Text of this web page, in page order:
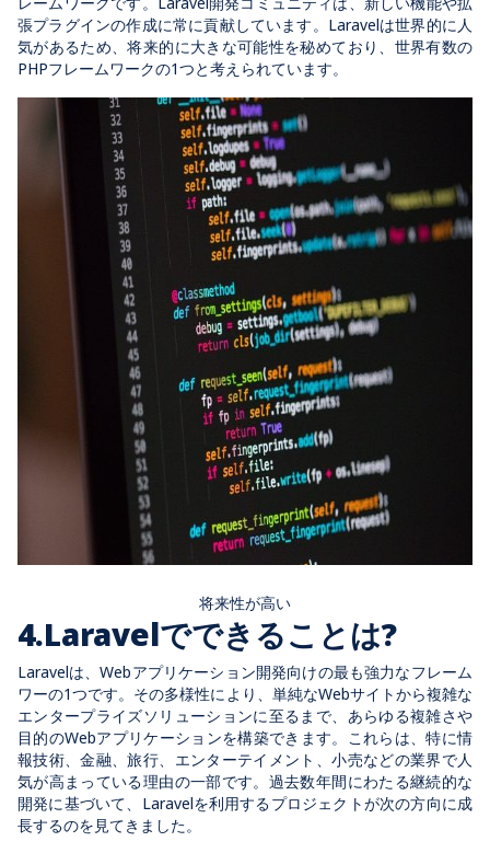
張プラグインの作成に常に貢献しています。Laravelは世界的に人
気があるため、将来的に大きな可能性を秘めており、世界有数の
PHPフレームワークの1つと考えられています。
将来性が高い
4.Laravelでできることは?
Laravelは、Webアプリケーション開発向けの最も強力なフレーム
ワーの1つです。その多様性により、単純なWebサイトから複雑な
エンタープライズソリューションに至るまで、あらゆる複雑さや
目的のWebアプリケーションを構築できます。これらは、特に情
報技術、金融、旅行、エンターテイメント、小売などの業界で人
気が高まっている理由の一部です。過去数年間にわたる継続的な
開発に基づいて、Laravelを利用するプロジェクトが次の方向に成
長するのを見てきました。